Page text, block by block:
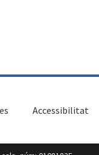
Accessibilitat